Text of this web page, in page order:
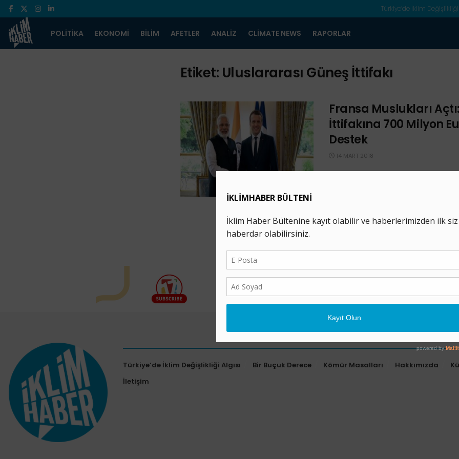
Türkiye’de İklim Değişlikliği
POLITIKA EKONOMI BILIM AFETLER ANALIZ CLIMATE NEWS RAPORLAR
Etiket: Uluslararası Güneş İttifakı
Fransa Muslukları
İttifakına 700 Milyon
Destek
14 MART 2018
Fransa Cumhurbaşkanı Emmanuel
böylece ...
Türkiye’de İklim Değişlikliği Algısı Bir Buçuk Derece Kömür Masalları Hakkımızda
İletişim